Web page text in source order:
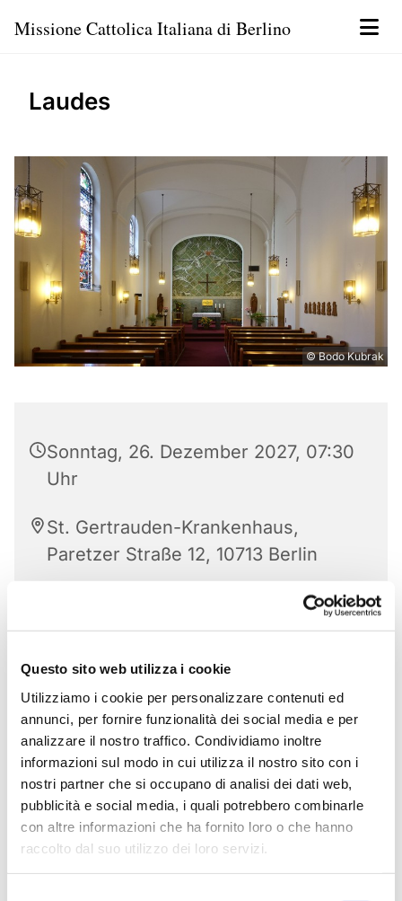
Questo sito web utilizza i cookie
Utilizziamo i cookie per personalizzare contenuti ed
annunci, per fornire funzionalità dei social media e per
analizzare il nostro traffico. Condividiamo inoltre
informazioni sul modo in cui utilizza il nostro sito con i
nostri partner che si occupano di analisi dei dati web,
pubblicità e social media, i quali potrebbero combinarle
con altre informazioni che ha fornito loro o che hanno
raccolto dal suo utilizzo dei loro servizi.
Missione Cattolica Italiana di Berlino
Laudes
© Bodo Kubrak
Sonntag, 26. Dezember 2027, 07:30
Uhr
St. Gertrauden-Krankenhaus,
Paretzer Straße 12, 10713 Berlin